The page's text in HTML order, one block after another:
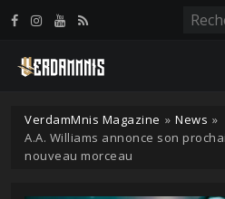
VerdamMnis Magazine » News »
A.A. Williams annonce son
nouveau morceau
Panneau de gestion des cookies